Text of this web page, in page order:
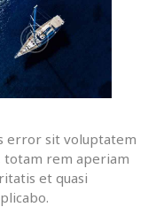
error sit voluptatem
totam rem aperiam
et quasi